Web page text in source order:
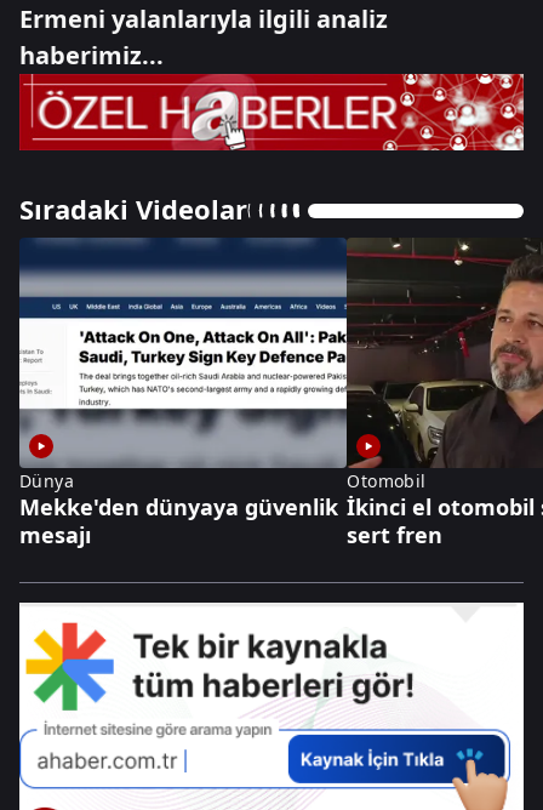
Ermeni yalanlarıyla ilgili analiz
haberimiz...
Sıradaki Videolar
Dünya
Mekke'den dünyaya güvenlik
mesajı
Otomobil
İkinci el otomobil
sert fren